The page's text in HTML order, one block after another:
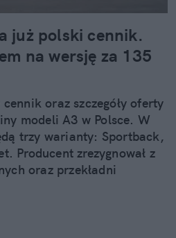
już polski cennik.
na wersję za 135
oraz szczegóły oferty
modeli A3 w Polsce. W
trzy warianty: Sportback,
Producent zrezygnował z
oraz przekładni